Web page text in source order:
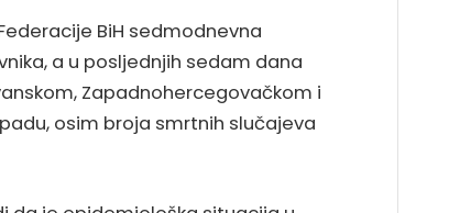
BiH sedmodnevna
a u posljednjih sedam dana
Zapadnohercegovačkom i
osim broja smrtnih slučajeva